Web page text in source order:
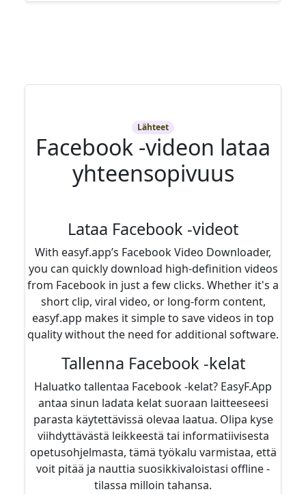
Lähteet
Facebook -videon lataa
yhteensopivuus
Lataa Facebook -videot
With easyf.app’s Facebook Video Downloader,
you can quickly download high-definition videos
from Facebook in just a few clicks. Whether it's a
short clip, viral video, or long-form content,
easyf.app makes it simple to save videos in top
quality without the need for additional software.
Tallenna Facebook -kelat
Haluatko tallentaa Facebook -kelat? EasyF.App
antaa sinun ladata kelat suoraan laitteeseesi
parasta käytettävissä olevaa laatua. Olipa kyse
viihdyttävästä leikkeestä tai informatiivisesta
opetusohjelmasta, tämä työkalu varmistaa, että
voit pitää ja nauttia suosikkivaloistasi offline -
tilassa milloin tahansa.